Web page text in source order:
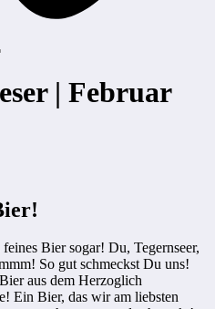
| Februar
Bier sogar! Du, Tegernseer,
So gut schmeckst Du uns!
aus dem Herzoglich
Ein Bier, das wir am liebsten